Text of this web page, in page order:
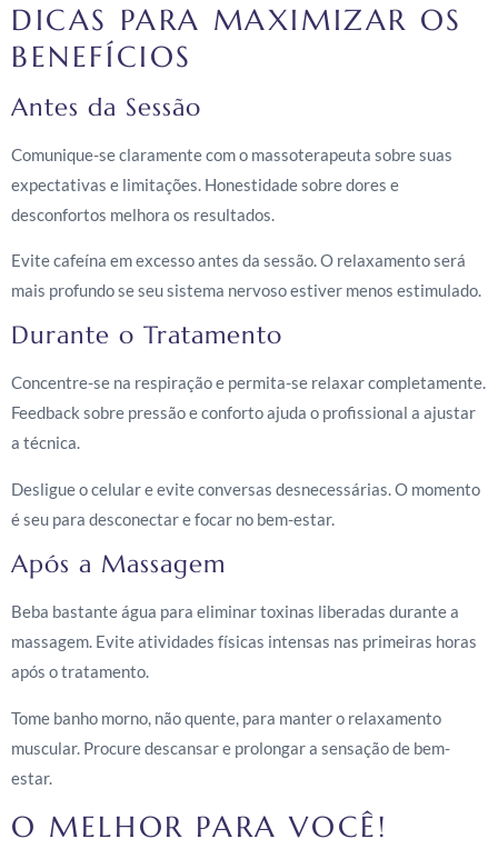
DICAS PARA MAXIMIZAR OS
BENEFÍCIOS
Antes da Sessão
Comunique-se claramente com o massoterapeuta sobre suas
expectativas e limitações. Honestidade sobre dores e
desconfortos melhora os resultados.
Evite cafeína em excesso antes da sessão. O relaxamento será
mais profundo se seu sistema nervoso estiver menos estimulado.
Durante o Tratamento
Concentre-se na respiração e permita-se relaxar completamente.
Feedback sobre pressão e conforto ajuda o profissional a ajustar
a técnica.
Desligue o celular e evite conversas desnecessárias. O momento
é seu para desconectar e focar no bem-estar.
Após a Massagem
Beba bastante água para eliminar toxinas liberadas durante a
massagem. Evite atividades físicas intensas nas primeiras horas
após o tratamento.
Tome banho morno, não quente, para manter o relaxamento
muscular. Procure descansar e prolongar a sensação de bem-
estar.
O MELHOR PARA VOCÊ!